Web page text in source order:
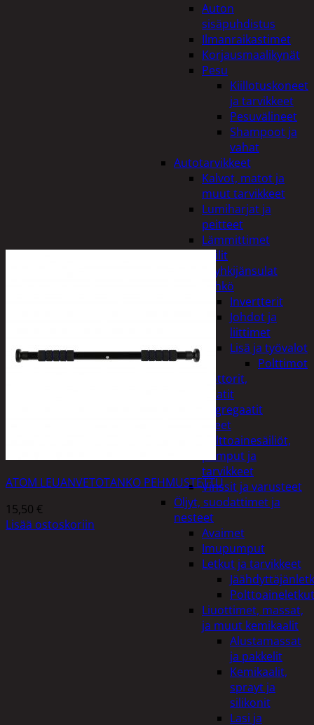
Auton
sisäpuhdistus
Ilmanraikastimet
Korjausmaalikynät
Pesu
Kiillotuskoneet
ja tarvikkeet
Pesuvälineet
Shampoot ja
vahat
Autotarvikkeet
Kalvot, matot ja
muut tarvikkeet
Lumiharjat ja
peitteet
Lämmittimet
Peilit
Pyyhkijänsulat
Sähkö
Invertterit
Johdot ja
liittimet
Lisä ja työvalot
Polttimot
Irtomoottorit,
aggregaatit
Aggregaatit
Lisälaitteet
Polttoainesäiliöt,
pumput ja
tarvikkeet
Vinssit ja varusteet
Öljyt, suodattimet ja
nesteet
Avaimet
Imupumput
Letkut ja tarvikkeet
Polttoaineletkut
Liuottimet, massat,
ja muut kemikaalit
Alustamassat
ja pakkelit
Kemikaalit,
sprayt ja
silikonit
Lasi ja
ATOM LEUANVETOTANKO PEHMUSTETTU
15,50 €
Lisää ostoskoriin